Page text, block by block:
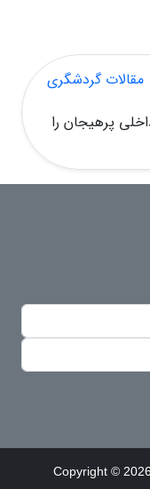
مقالات گردشگری
پرهیجان را
Copyright ©